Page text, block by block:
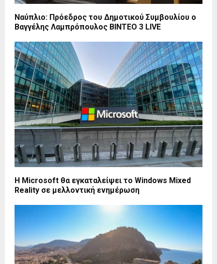
Ναύπλιο: Πρόεδρος του Δημοτικού Συμβουλίου ο
Βαγγέλης Λαμπρόπουλος ΒΙΝΤΕΟ 3 LIVE
Η Microsoft θα εγκαταλείψει το Windows Mixed
Reality σε μελλοντική ενημέρωση